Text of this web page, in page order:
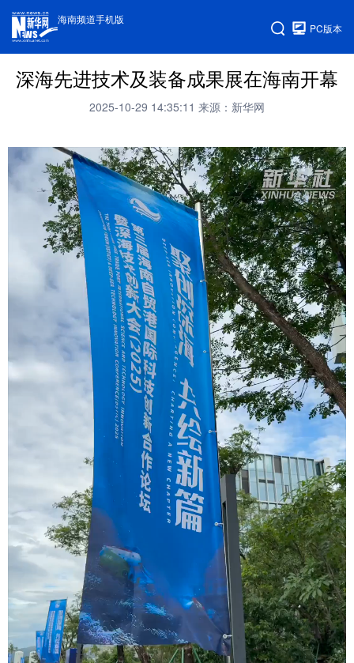
海南频道手机版
PC版本
深海先进技术及装备成果展在海南开幕
2025-10-29 14:35:11 来源：新华网